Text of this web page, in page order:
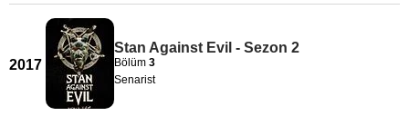
2017
Stan Against Evil - Sezon 2
Bölüm 3
Senarist